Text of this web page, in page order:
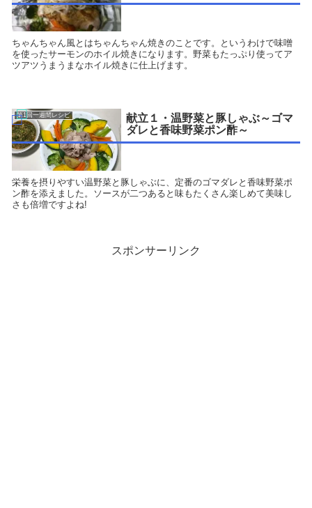
ちゃんちゃん風とはちゃんちゃん焼きのことです。というわけで味噌
を使ったサーモンのホイル焼きになります。野菜もたっぷり使ってア
ツアツうまうまなホイル焼きに仕上げます。
第1回一週間レシピ
献立１・温野菜と豚しゃぶ～ゴマ
ダレと香味野菜ポン酢～
栄養を摂りやすい温野菜と豚しゃぶに、定番のゴマダレと香味野菜ポ
ン酢を添えました。ソースが二つあると味もたくさん楽しめて美味し
さも倍増ですよね!
スポンサーリンク